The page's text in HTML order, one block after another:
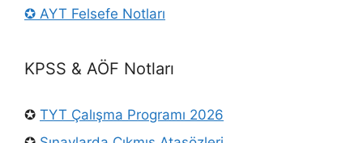
✪ AYT Felsefe Notları
KPSS & AÖF Notları
✪ TYT Çalışma Programı 2026